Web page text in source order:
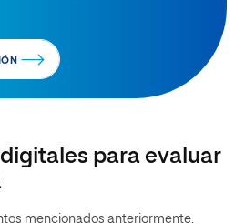
para evaluar
mencionados anteriormente,